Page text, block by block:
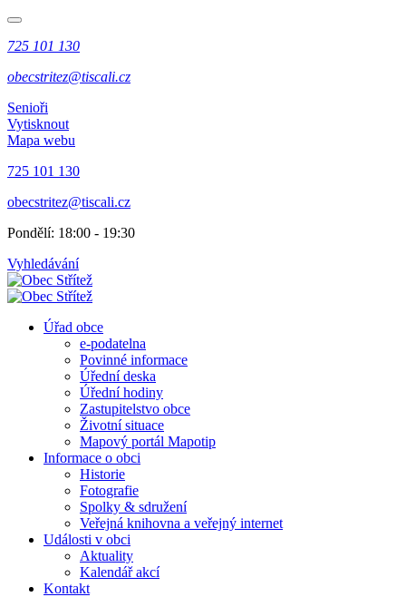
725 101 130
obecstritez@tiscali.cz
Senioři
Vytisknout
Mapa webu
725 101 130
obecstritez@tiscali.cz
Pondělí: 18:00 - 19:30
Vyhledávání
Úřad obce
e-podatelna
Povinné informace
Úřední deska
Úřední hodiny
Zastupitelstvo obce
Životní situace
Mapový portál Mapotip
Informace o obci
Historie
Fotografie
Spolky & sdružení
Veřejná knihovna a veřejný internet
Události v obci
Aktuality
Kalendář akcí
Kontakt